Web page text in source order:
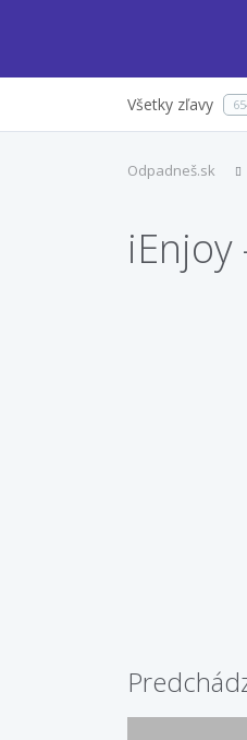
Všetky zľavy
Odpadneš.sk